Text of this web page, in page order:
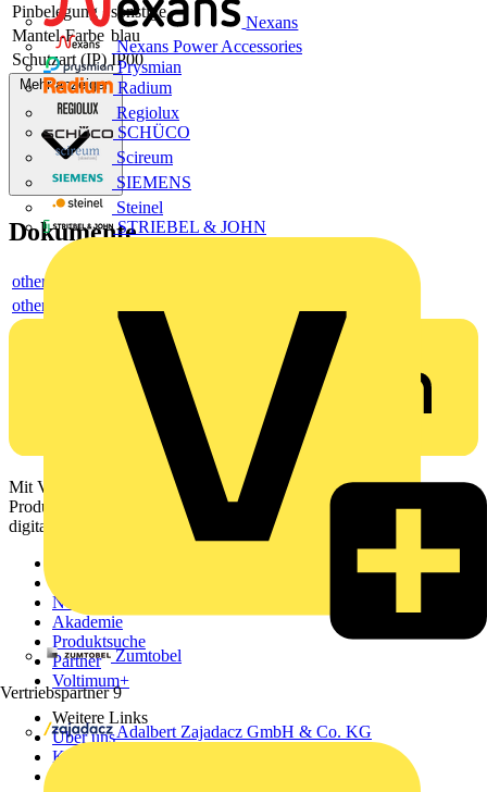
Nexans
Nexans Power Accessories
Prysmian
Radium
Regiolux
SCHÜCO
Scireum
SIEMENS
Steinel
STRIEBEL & JOHN
Zumtobel
Vertriebspartner 9
Adalbert Zajadacz GmbH & Co. KG
Pinbelegung
sonstige
Mantel-Farbe blau
Schutzart (IP) IP00
Mehr anzeigen
Dokumente
others
others
Mit Voltimum erhalten Elektrofachkräfte Zugang zu Branchennews,
Produktinformationen, Schulungen und Tools – alles auf einer
digitalen Plattform und Community.
News
Akademie
Produktsuche
Partner
Voltimum+
Weitere Links
Über uns
Kontakt